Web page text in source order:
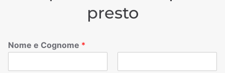
presto
Nome e Cognome *